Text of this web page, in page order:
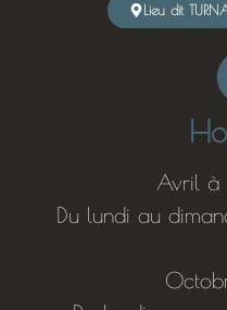
Lieu dit
Avril à
Du lundi au